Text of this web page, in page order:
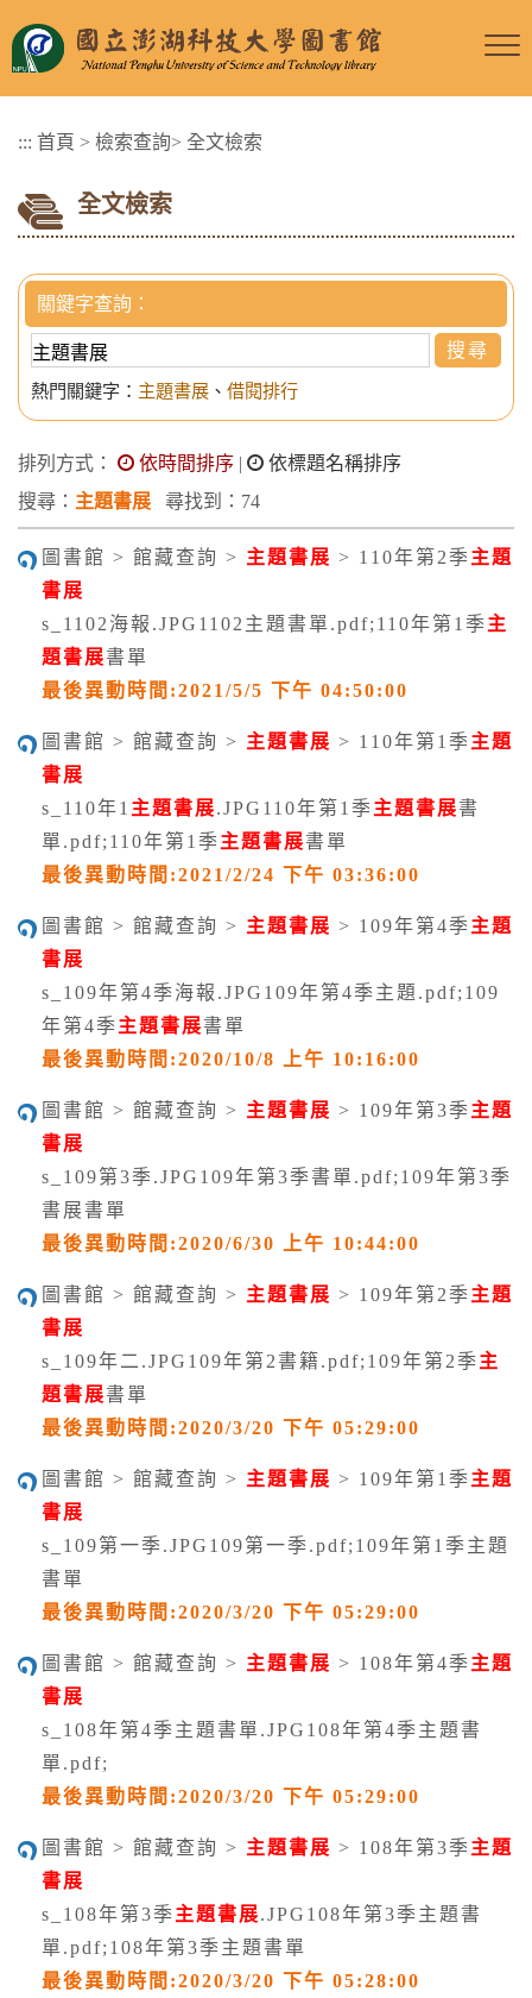
::: 首頁 > 檢索查詢> 全文檢索
全文檢索
關鍵字查詢：
熱門關鍵字： 主題書展 、 借閱排行
排列方式： 依時間排序 |
依標題名稱排序
搜尋： 主題書展 尋找到：74
圖書館 > 館藏查詢 > 主題書展 > 110年第2季 主題
書展
s_1102海報.JPG1102主題書單.pdf;110年第1季 主
題書展書單
最後異動時間:2021/5/5 下午 04:50:00
圖書館 > 館藏查詢 > 主題書展 > 110年第1季 主題
書展
s_110年1 主題書展.JPG110年第1季 主題書展書
單.pdf;110年第1季 主題書展書單
最後異動時間:2021/2/24 下午 03:36:00
圖書館 > 館藏查詢 > 主題書展 > 109年第4季 主題
書展
s_109年第4季海報.JPG109年第4季主題.pdf;109
年第4季 主題書展書單
最後異動時間:2020/10/8 上午 10:16:00
圖書館 > 館藏查詢 > 主題書展 > 109年第3季 主題
書展
s_109第3季.JPG109年第3季書單.pdf;109年第3季
書展書單
最後異動時間:2020/6/30 上午 10:44:00
圖書館 > 館藏查詢 > 主題書展 > 109年第2季 主題
書展
s_109年二.JPG109年第2書籍.pdf;109年第2季 主
題書展書單
最後異動時間:2020/3/20 下午 05:29:00
圖書館 > 館藏查詢 > 主題書展 > 109年第1季 主題
書展
s_109第一季.JPG109第一季.pdf;109年第1季主題
書單
最後異動時間:2020/3/20 下午 05:29:00
圖書館 > 館藏查詢 > 主題書展 > 108年第4季 主題
書展
s_108年第4季主題書單.JPG108年第4季主題書
單.pdf;
最後異動時間:2020/3/20 下午 05:29:00
圖書館 > 館藏查詢 > 主題書展 > 108年第3季 主題
書展
s_108年第3季 主題書展.JPG108年第3季主題書
單.pdf;108年第3季主題書單
最後異動時間:2020/3/20 下午 05:28:00